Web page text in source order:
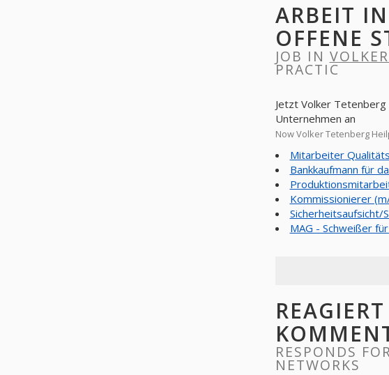
ARBEIT IN
OFFENE
JOB IN
PRACTIC
Jetzt Volker Tetenberg
Unternehmen an
Now Volker Tetenberg
Mitarbeiter
Bankkaufmann für
Kommissionierer
Sicherheitsaufsicht/
MAG - Schweißer
RESPONDS
NETWORKS